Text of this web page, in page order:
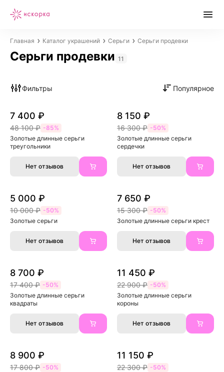
Главная Каталог украшений Серьги Серьги продевки
Серьги продевки 11
Фильтры Популярное
7 400 ₽
48 100 ₽ -85%
Золотые длинные серьги
треугольники
Нет отзывов
8 150 ₽
16 300 ₽ -50%
Золотые длинные серьги
сердечки
Нет отзывов
5 000 ₽
10 000 ₽ -50%
Золотые серьги
Нет отзывов
7 650 ₽
15 300 ₽ -50%
Золотые длинные серьги крест
Нет отзывов
8 700 ₽
17 400 ₽ -50%
Золотые длинные серьги
квадраты
Нет отзывов
11 450 ₽
22 900 ₽ -50%
Золотые длинные серьги
короны
Нет отзывов
8 900 ₽
17 800 ₽ -50%
11 150 ₽
22 300 ₽ -50%